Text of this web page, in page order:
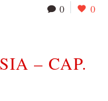
0 0
– CAP.